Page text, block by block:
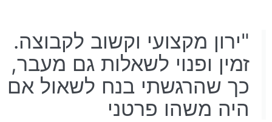
"ירון מקצועי וקשוב לקבוצה.
זמין ופנוי לשאלות גם מעבר,
כך שהרגשתי בנח לשאול אם
היה משהו פרטני